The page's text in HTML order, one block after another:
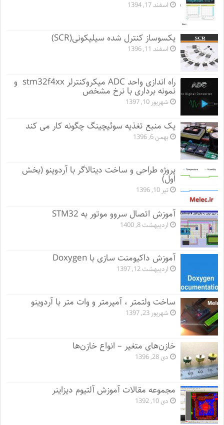
اسفند 17, 1394
یکسوساز کنترل شده سیلیکونی(SCR)
اسفند 11, 1396
راه اندازی واحد ADC میکروکنترلر stm32f4xx و
نمونه برداری با نرخ مشخص
شهریور 10, 1397
یک منبع تغذیه سوئیچینگ چگونه کار می کند
بهمن 6, 1396
پروژه طراحی و ساخت دیتالاگر با آردوینو (بخش
اول)
تیر 10, 1396
آموزش اتصال سروو موتور به STM32
اردیبهشت 8, 1400
آموزش داکیومنت سازی با Doxygen
اردیبهشت 12, 1397
ساخت ولتمتر ، آمپرمتر و وات متر با آردوینو
شهریور 23, 1397
خازن‌های متغیر – انواع خازن‌ها
دی 28, 1396
مجموعه مقالات آموزش آلتیوم دیزاینر
دی 10, 1392